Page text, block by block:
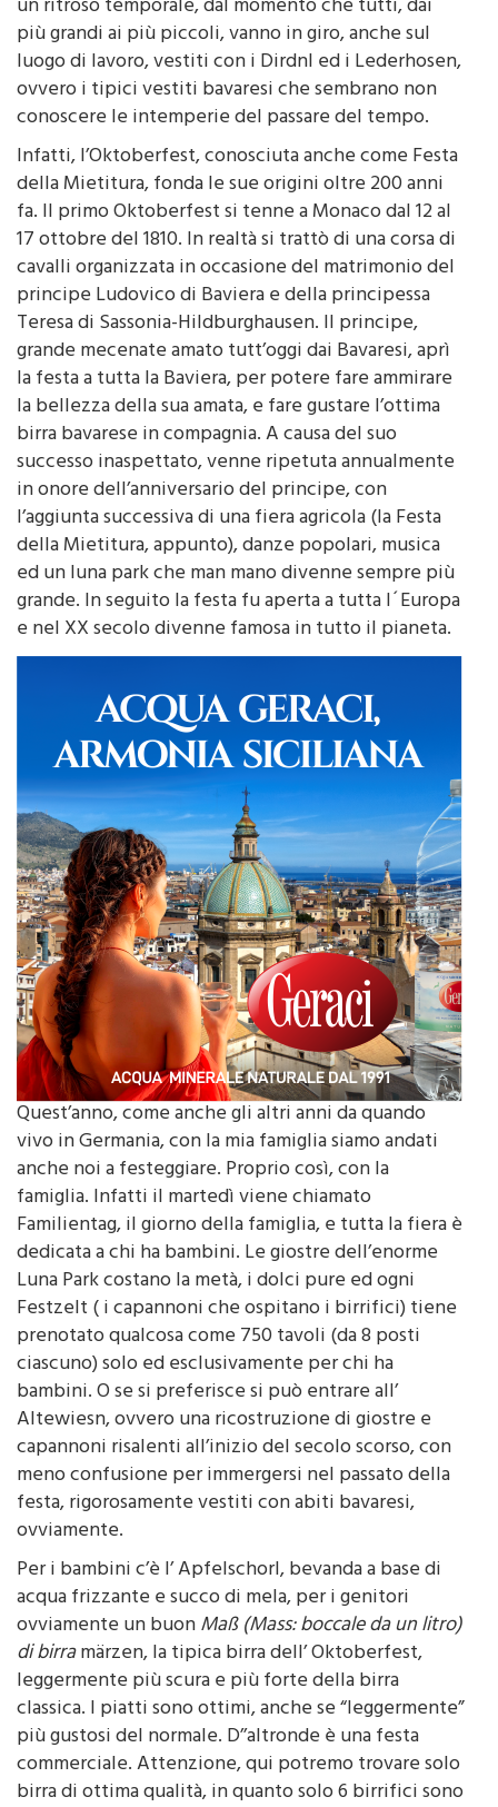
un ritroso temporale, dal momento che tutti, dai
più grandi ai più piccoli, vanno in giro, anche sul
luogo di lavoro, vestiti con i Dirdnl ed i Lederhosen,
ovvero i tipici vestiti bavaresi che sembrano non
conoscere le intemperie del passare del tempo.
Infatti, l’Oktoberfest, conosciuta anche come Festa
della Mietitura, fonda le sue origini oltre 200 anni
fa. Il primo Oktoberfest si tenne a Monaco dal 12 al
17 ottobre del 1810. In realtà si trattò di una corsa di
cavalli organizzata in occasione del matrimonio del
principe Ludovico di Baviera e della principessa
Teresa di Sassonia-Hildburghausen. Il principe,
grande mecenate amato tutt’oggi dai Bavaresi, aprì
la festa a tutta la Baviera, per potere fare ammirare
la bellezza della sua amata, e fare gustare l’ottima
birra bavarese in compagnia. A causa del suo
successo inaspettato, venne ripetuta annualmente
in onore dell’anniversario del principe, con
l’aggiunta successiva di una fiera agricola (la Festa
della Mietitura, appunto), danze popolari, musica
ed un luna park che man mano divenne sempre più
grande. In seguito la festa fu aperta a tutta l´Europa
e nel XX secolo divenne famosa in tutto il pianeta.
Quest’anno, come anche gli altri anni da quando
vivo in Germania, con la mia famiglia siamo andati
anche noi a festeggiare. Proprio così, con la
famiglia. Infatti il martedì viene chiamato
Familientag, il giorno della famiglia, e tutta la fiera è
dedicata a chi ha bambini. Le giostre dell’enorme
Luna Park costano la metà, i dolci pure ed ogni
Festzelt ( i capannoni che ospitano i birrifici) tiene
prenotato qualcosa come 750 tavoli (da 8 posti
ciascuno) solo ed esclusivamente per chi ha
bambini. O se si preferisce si può entrare all’
Altewiesn, ovvero una ricostruzione di giostre e
capannoni risalenti all’inizio del secolo scorso, con
meno confusione per immergersi nel passato della
festa, rigorosamente vestiti con abiti bavaresi,
ovviamente.
Per i bambini c’è l’ Apfelschorl, bevanda a base di
acqua frizzante e succo di mela, per i genitori
ovviamente un buonMaß (Mass: boccale da un litro)
di birramärzen, la tipica birra dell’ Oktoberfest,
leggermente più scura e più forte della birra
classica. I piatti sono ottimi, anche se “leggermente”
più gustosi del normale. D’’altronde è una festa
commerciale. Attenzione, qui potremo trovare solo
birra di ottima qualità, in quanto solo 6 birrifici sono